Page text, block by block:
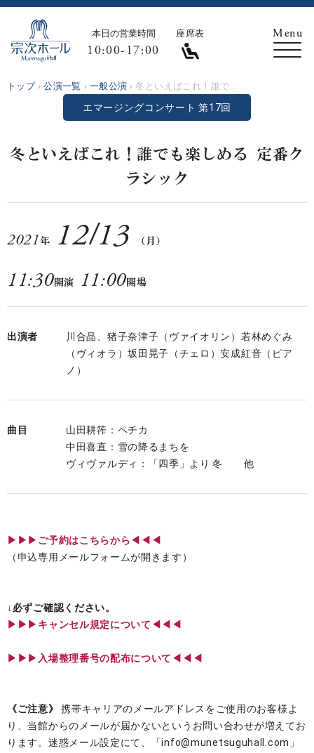
本日の営業時間
10:00-17:00
座席表
トップ 公演一覧 一般公演 冬といえばこれ！誰で...
エマージングコンサート 第17回
冬といえばこれ！誰でも楽しめる 定番ク
ラシック
2021年 12/13 （月）
11:30開演 11:00開場
出演者
川合晶、猪子奈津子（ヴァイオリン）若林めぐみ
（ヴィオラ）坂田晃子（チェロ）安成紅音（ピア
ノ）
曲目
山田耕筰：ペチカ
中田喜直：雪の降るまちを
ヴィヴァルディ：「四季」より 冬 他
▶▶▶ご予約はこちらから◀◀◀
（申込専用メールフォームが開きます）
↓必ずご確認ください。
▶︎▶︎▶︎キャンセル規定について◀◀◀
▶︎▶︎▶︎入場整理番号の配布について◀◀◀
《ご注意》
携帯キャリアのメールアドレスをご使用のお客様よ
り、当館からのメールが届かないというお問い合わせが増えてお
ります。迷惑メール設定にて、「info@munetsuguhall.com」